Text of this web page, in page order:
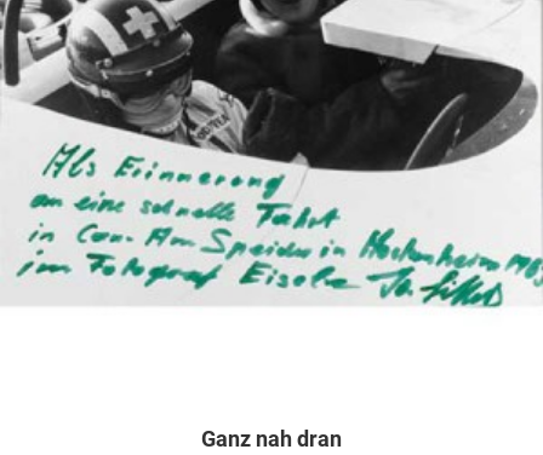
Ganz nah dran